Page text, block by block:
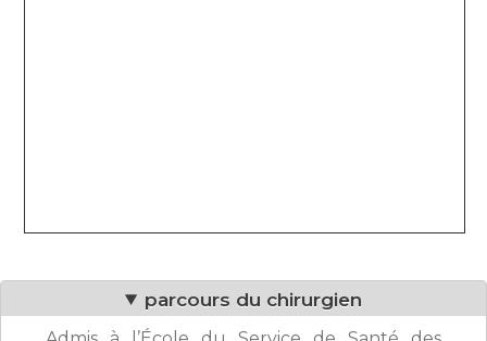
parcours du chirurgien